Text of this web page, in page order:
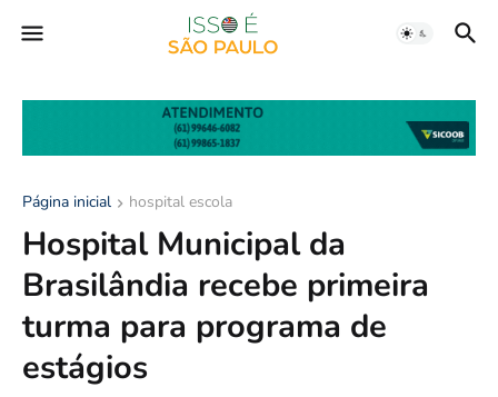
Página inicial hospital escola
Hospital Municipal da
Brasilândia recebe primeira
turma para programa de
estágios